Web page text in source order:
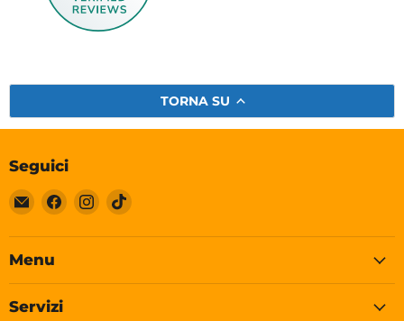
TORNA SU
Seguici
Email
Soleplastic
Trovaci
Facebook
Trovaci
Instagram
Trovaci
TikTok
Menu
Servizi